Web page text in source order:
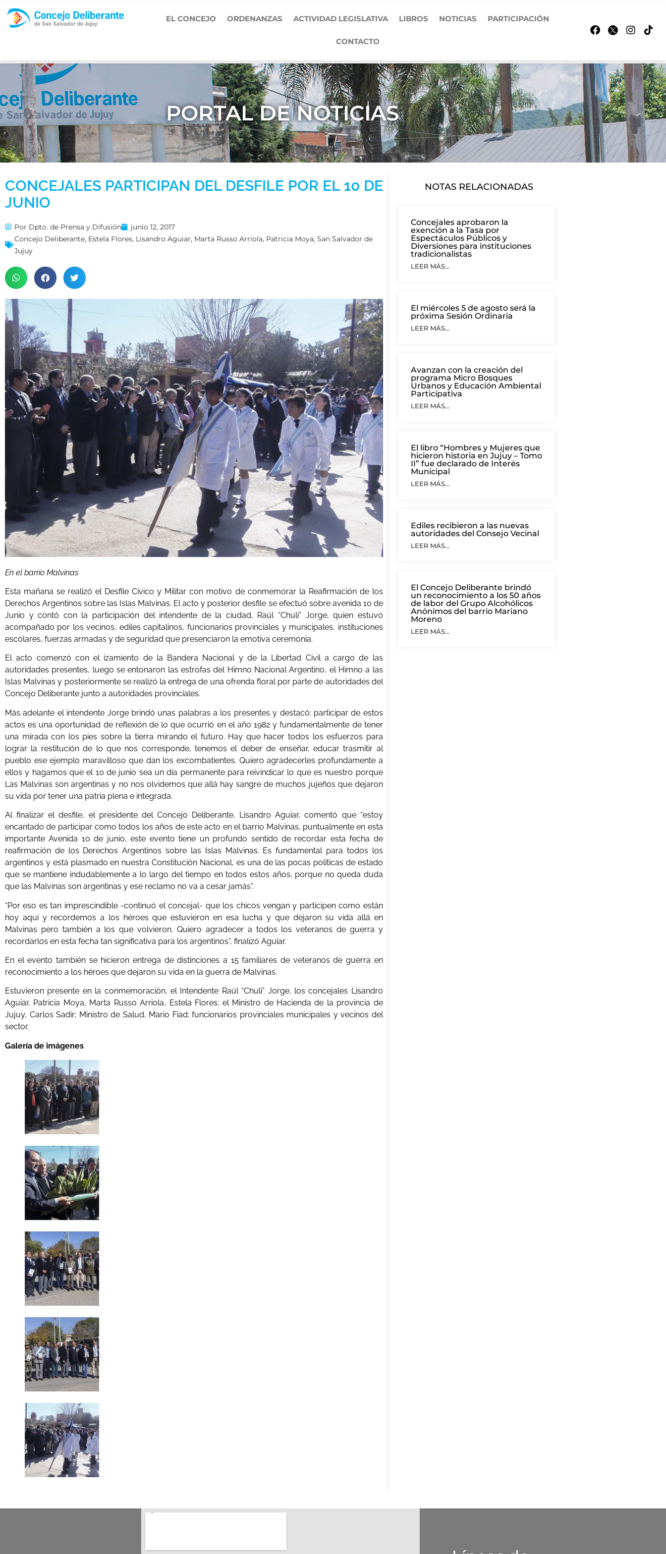
EL CONCEJO ORDENANZAS ACTIVIDAD LEGISLATIVA LIBROS NOTICIAS PARTICIPACIÓN
CONTACTO
PORTAL DE NOTICIAS
CONCEJALES PARTICIPAN DEL DESFILE POR EL 10 DE
JUNIO
Por Dpto. de Prensa y Difusión
junio 12, 2017
Concejo Deliberante, Estela Flores, Lisandro Aguiar, Marta Russo Arriola, Patricia Moya, San Salvador de
Jujuy
En el barrio Malvinas
Esta mañana se realizó el Desfile Cívico y Militar con motivo de conmemorar la Reafirmación de los
Derechos Argentinos sobre las Islas Malvinas. El acto y posterior desfile se efectuó sobre avenida 10 de
Junio y contó con la participación del intendente de la ciudad, Raúl “Chuli” Jorge, quien estuvo
acompañado por los vecinos, ediles capitalinos, funcionarios provinciales y municipales, instituciones
escolares, fuerzas armadas y de seguridad que presenciaron la emotiva ceremonia.
El acto comenzó con el izamiento de la Bandera Nacional y de la Libertad Civil a cargo de las
autoridades presentes, luego se entonaron las estrofas del Himno Nacional Argentino, el Himno a las
Islas Malvinas y posteriormente se realizó la entrega de una ofrenda floral por parte de autoridades del
Concejo Deliberante junto a autoridades provinciales.
Más adelante el intendente Jorge brindó unas palabras a los presentes y destacó: participar de estos
actos es una oportunidad de reflexión de lo que ocurrió en el año 1982 y fundamentalmente de tener
una mirada con los pies sobre la tierra mirando el futuro. Hay que hacer todos los esfuerzos para
lograr la restitución de lo que nos corresponde, tenemos el deber de enseñar, educar trasmitir al
pueblo ese ejemplo maravilloso que dan los excombatientes. Quiero agradecerles profundamente a
ellos y hagamos que el 10 de junio sea un día permanente para reivindicar lo que es nuestro porque
Las Malvinas son argentinas y no nos olvidemos que allá hay sangre de muchos jujeños que dejaron
su vida por tener una patria plena e integrada.
Al finalizar el desfile, el presidente del Concejo Deliberante, Lisandro Aguiar, comentó que “estoy
encantado de participar como todos los años de este acto en el barrio Malvinas, puntualmente en esta
importante Avenida 10 de junio, este evento tiene un profundo sentido de recordar esta fecha de
reafirmación de los Derechos Argentinos sobre las Islas Malvinas. Es fundamental para todos los
argentinos y está plasmado en nuestra Constitución Nacional, es una de las pocas políticas de estado
que se mantiene indudablemente a lo largo del tiempo en todos estos años, porque no queda duda
que las Malvinas son argentinas y ese reclamo no va a cesar jamás”.
“Por eso es tan imprescindible -continuó el concejal- que los chicos vengan y participen como están
hoy aquí y recordemos a los héroes que estuvieron en esa lucha y que dejaron su vida allá en
Malvinas pero también a los que volvieron. Quiero agradecer a todos los veteranos de guerra y
recordarlos en esta fecha tan significativa para los argentinos”, finalizó Aguiar.
En el evento también se hicieron entrega de distinciones a 15 familiares de veteranos de guerra en
reconocimiento a los héroes que dejaron su vida en la guerra de Malvinas.
Estuvieron presente en la conmemoración, el Intendente Raúl “Chuli” Jorge, los concejales Lisandro
Aguiar, Patricia Moya, Marta Russo Arriola, Estela Flores; el Ministro de Hacienda de la provincia de
Jujuy, Carlos Sadir; Ministro de Salud, Mario Fiad; funcionarios provinciales municipales y vecinos del
sector.
Galería de imágenes
NOTAS RELACIONADAS
Concejales aprobaron la
exención a la Tasa por
Espectáculos Públicos y
Diversiones para instituciones
tradicionalistas
LEER MÁS...
El miércoles 5 de agosto será la
próxima Sesión Ordinaria
LEER MÁS...
Avanzan con la creación del
programa Micro Bosques
Urbanos y Educación Ambiental
Participativa
LEER MÁS...
El libro “Hombres y Mujeres que
hicieron historia en Jujuy – Tomo
II” fue declarado de Interés
Municipal
LEER MÁS...
Ediles recibieron a las nuevas
autoridades del Consejo Vecinal
LEER MÁS...
El Concejo Deliberante brindó
un reconocimiento a los 50 años
de labor del Grupo Alcohólicos
Anónimos del barrio Mariano
Moreno
LEER MÁS...